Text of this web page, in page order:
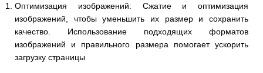
Оптимизация изображений: Сжатие и оптимизация
изображений, чтобы уменьшить их размер и сохранить
качество. Использование подходящих форматов
изображений и правильного размера помогает ускорить
загрузку страницы